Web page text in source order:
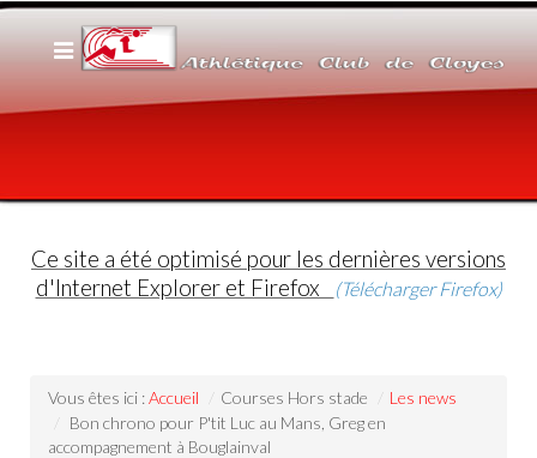
Ce site a été optimisé pour les dernières versions
d'Internet Explorer et Firefox
(Télécharger Firefox)
Vous êtes ici :Accueil / Courses Hors stade / Les news
/ Bon chrono pour P'tit Luc au Mans, Greg en
accompagnement à Bouglainval